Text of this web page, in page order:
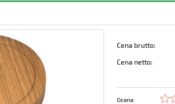
Cena brutto:
Cena netto:
Ocena: